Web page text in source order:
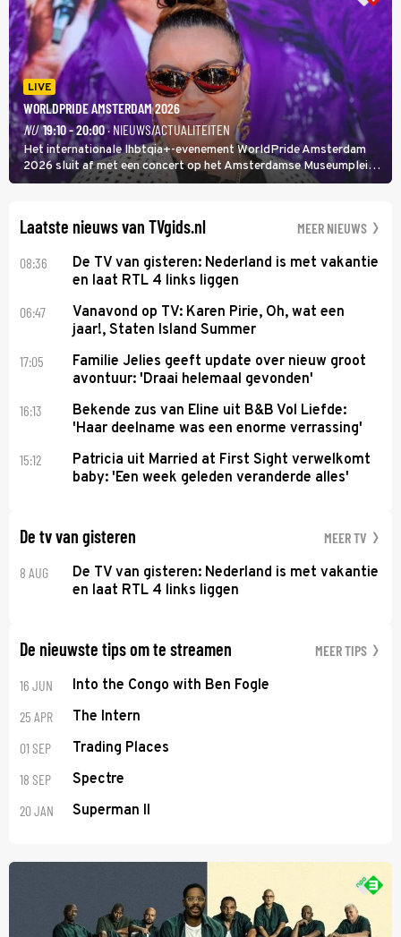
LIVE
WORLDPRIDE AMSTERDAM 2026
NU 19:10 - 20:00· NIEUWS/ACTUALITEITEN
Het internationale lhbtqia+-evenement WorldPride Amsterdam
2026 sluit af met een concert op het Amsterdamse Museumplein.
Anita Doth is een van de optredende artiesten. In de jaren 90
Laatste nieuws van TVgids.nl MEER NIEUWS
08:36
De TV van gisteren: Nederland is met vakantie
en laat RTL 4 links liggen
06:47
Vanavond op TV: Karen Pirie, Oh, wat een
jaar!, Staten Island Summer
17:05
Familie Jelies geeft update over nieuw groot
avontuur: 'Draai helemaal gevonden'
16:13
Bekende zus van Eline uit B&B Vol Liefde:
'Haar deelname was een enorme verrassing'
15:12
Patricia uit Married at First Sight verwelkomt
baby: 'Een week geleden veranderde alles'
De tv van gisteren MEER TV
8 AUG
De TV van gisteren: Nederland is met vakantie
en laat RTL 4 links liggen
De nieuwste tips om te streamen MEER TIPS
16 JUN Into the Congo with Ben Fogle
25 APR The Intern
01 SEP Trading Places
18 SEP Spectre
20 JAN Superman II